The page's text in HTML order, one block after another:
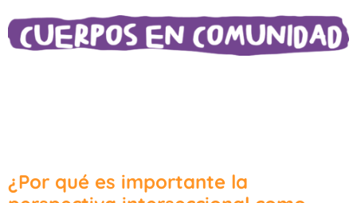
¿Por qué es importante la